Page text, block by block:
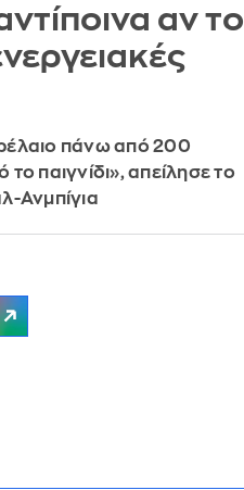
αν το
πάνω από 200
παιγνίδι», απείλησε το
Ανμπίγια